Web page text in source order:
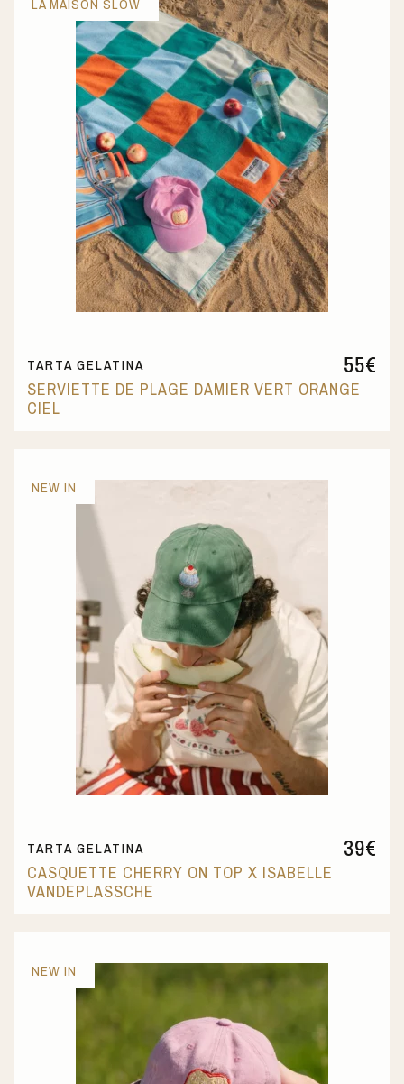
55€
TARTA GELATINA
SERVIETTE DE PLAGE DAMIER VERT ORANGE
CIEL
LA MAISON SLOW
39€
TARTA GELATINA
CASQUETTE CHERRY ON TOP X ISABELLE
VANDEPLASSCHE
NEW IN
NEW IN